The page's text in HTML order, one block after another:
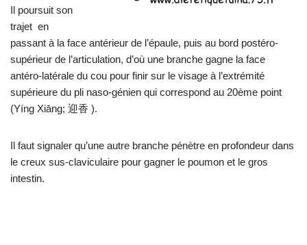
Il poursuit son
trajet en
passant à la face antérieur de l’épaule, puis au bord postéro-
supérieur de l’articulation, d’où une branche gagne la face
antéro-latérale du cou pour finir sur le visage à l’extrémité
supérieure du pli naso-génien qui correspond au 20ème point
(Yíng Xiāng; 迎香 ).
Il faut signaler qu’une autre branche pénètre en profondeur dans
le creux sus-claviculaire pour gagner le poumon et le gros
intestin.